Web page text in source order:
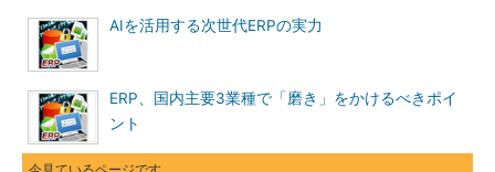
AIを活用する次世代ERPの実力
ERP、国内主要3業種で「磨き」をかけるべきポイ
ント